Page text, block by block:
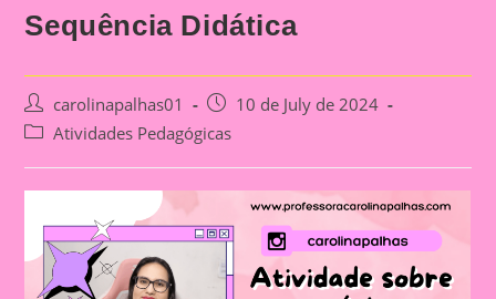
Sequência Didática
Post
author:
carolinapalhas01
Post
published:
10 de July de 2024
PostAtividades Pedagógicas